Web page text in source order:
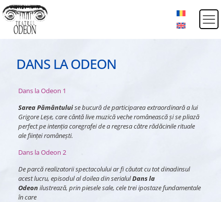
DANS LA ODEON
Dans la Odeon 1
Sarea Pământuluise bucură de participarea extraordinară a lui
Grigore Leșe, care cântă live muzică veche românească şi se pliază
perfect pe intenţia coregrafei de a regresa către rădăcinile rituale
ale fiinţei româneşti.
Dans la Odeon 2
De parcă realizatorii spectacolului ar fi căutat cu tot dinadinsul
acest lucru, episodul al doilea din serialulDans la
Odeonilustrează, prin piesele sale, cele trei ipostaze fundamentale
în care